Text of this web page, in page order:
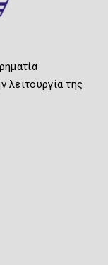
λειτουργία της